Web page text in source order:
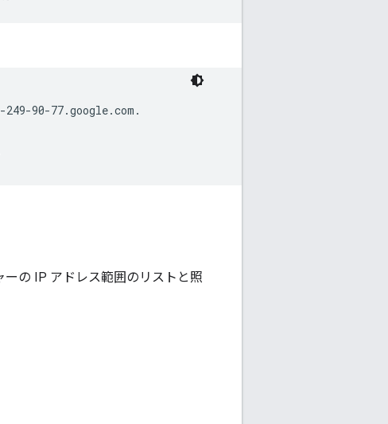
90-77.google.com.
の IP アドレス範囲のリストと照